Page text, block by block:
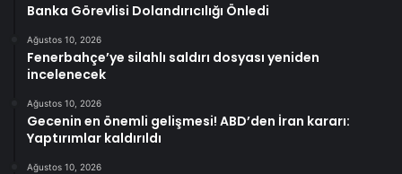
Banka Görevlisi Dolandırıcılığı Önledi
Ağustos 10, 2026
Fenerbahçe’ye silahlı saldırı dosyası yeniden
incelenecek
Ağustos 10, 2026
Gecenin en önemli gelişmesi! ABD’den İran kararı:
Yaptırımlar kaldırıldı
Ağustos 10, 2026